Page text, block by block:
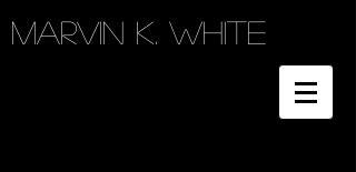
Marvin K. White